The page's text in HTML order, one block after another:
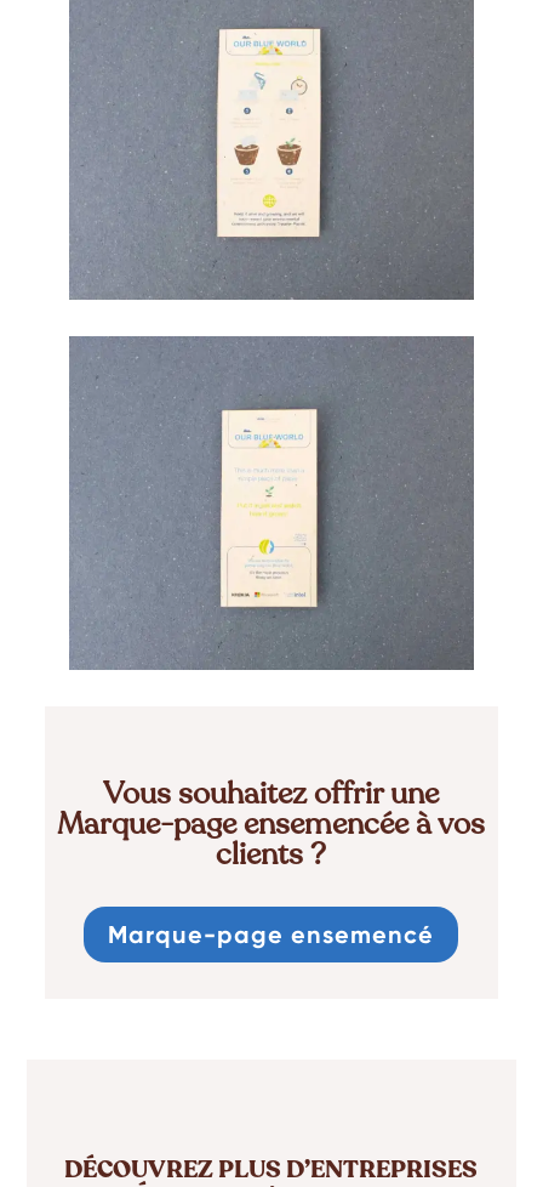
Vous souhaitez offrir une
Marque-page ensemencée à vos
clients ?
Marque-page ensemencé
DÉCOUVREZ PLUS D’ENTREPRISES